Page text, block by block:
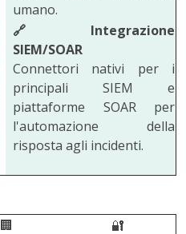
umano.
🔗
Integrazione
SIEM/SOAR
Connettori nativi per i
principali SIEM e
piattaforme SOAR per
l'automazione della
risposta agli incidenti.
🏢
🔐